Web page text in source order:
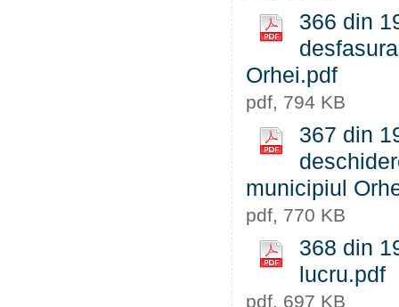
366 din
Orhei.pdf
pdf, 794 KB
367 din
municipiul
pdf, 770 KB
368 din
lucru.pdf
pdf, 697 KB